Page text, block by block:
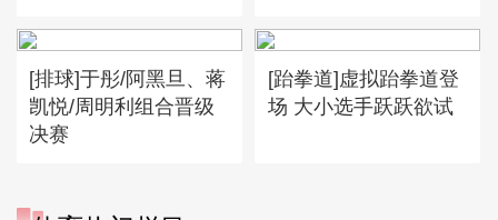
[排球]于彤/阿黑旦、蒋
凯悦/周明利组合晋级
决赛
[跆拳道]虚拟跆拳道登
场 大小选手跃跃欲试